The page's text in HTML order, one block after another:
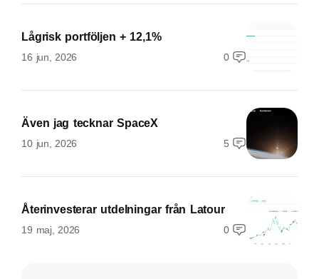
Lågrisk portföljen + 12,1%
16 jun, 2026 0
Även jag tecknar SpaceX
10 jun, 2026 5
Återinvesterar utdelningar från Latour
19 maj, 2026 0